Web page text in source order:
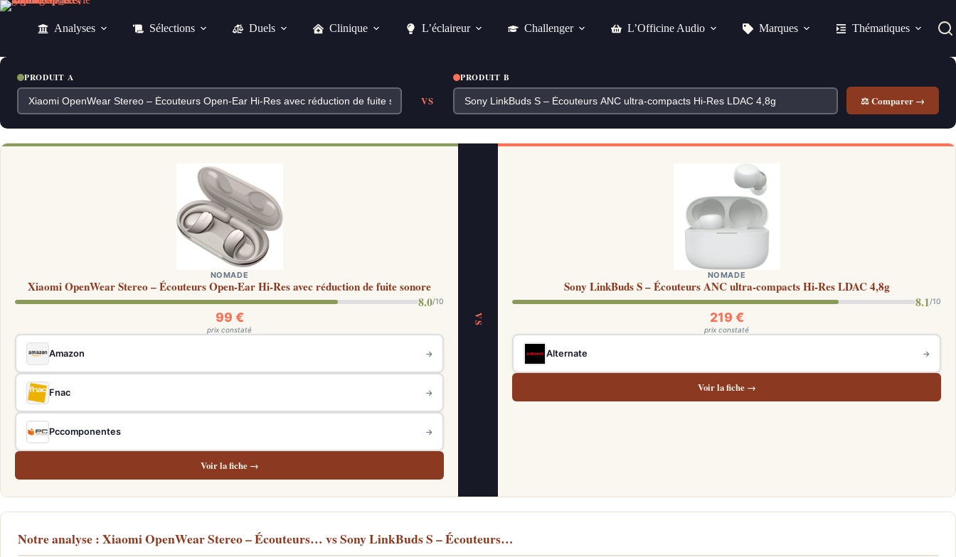
Passer
Analyses Sélections Duels Clinique L’éclaireur Challenger L’Officine Audio Marques Thématiques
PRODUIT A
VS
PRODUIT B
⚖ Comparer →
NOMADE
Xiaomi OpenWear Stereo – Écouteurs Open-Ear Hi-Res avec réduction de fuite sonore
8.0/10
99 €
prix constaté
Amazon →
Fnac →
Pccomponentes →
Voir la fiche →
VS
NOMADE
Sony LinkBuds S – Écouteurs ANC ultra-compacts Hi-Res LDAC 4,8g
8.1/10
219 €
prix constaté
Alternate →
Voir la fiche →
Notre analyse : Xiaomi OpenWear Stereo – Écouteurs… vs Sony LinkBuds S – Écouteurs…